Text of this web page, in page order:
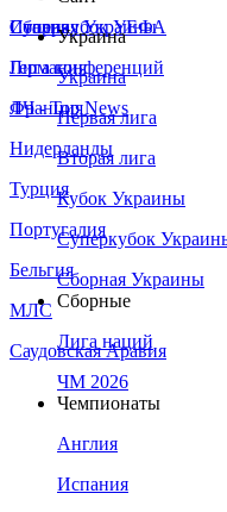
Сборная Украины
Италия
Германия
Франция
Нидерланды
Турция
Португалия
Бельгия
МЛС
Саудовская Аравия
Суперкубок УЕФА
Лига конференций
ЛЧ - Top News
Украина
Украина
Первая лига
Вторая лига
Кубок Украины
Суперкубок
Сборная Украины
Сборные
Лига наций
ЧМ 2026
Чемпионаты
Англия
Испания